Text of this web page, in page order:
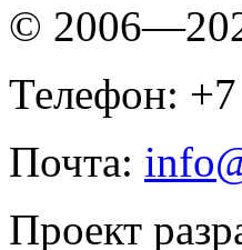
©
Телефон:
Почта:
Проект